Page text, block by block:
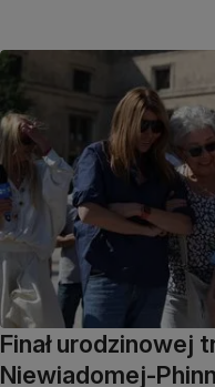
Finał urodzinowej
Niewiadomej-